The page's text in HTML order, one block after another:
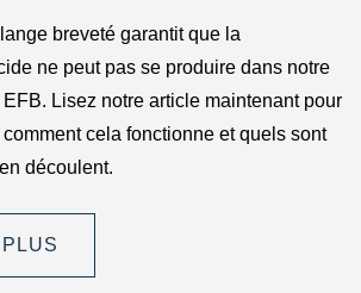
breveté garantit que la
ne peut pas se produire dans notre
Lisez notre article maintenant pour
cela fonctionne et quels sont
découlent.